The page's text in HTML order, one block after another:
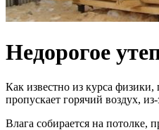
Недорогое
Как известно из курса
пропускает горячий воздух,
Влага собирается на потолке,